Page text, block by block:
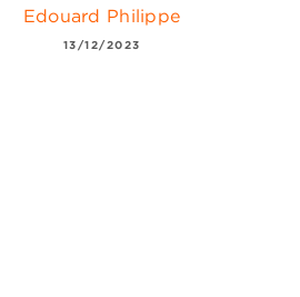
Edouard Philippe
13/12/2023